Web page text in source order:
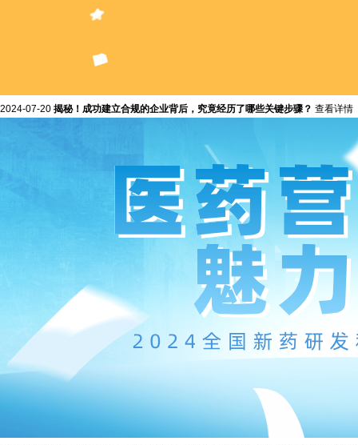
2024-07-20 揭秘！成功建立合规的企业背后，究竟经历了哪些关键步骤？ 查看详情